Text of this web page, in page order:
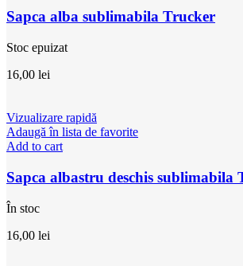
Sapca alba sublimabila Trucker
Stoc epuizat
16,00 lei
Vizualizare rapidă
Adaugă în lista de favorite
Add to cart
Sapca albastru deschis sublimabila
În stoc
16,00 lei